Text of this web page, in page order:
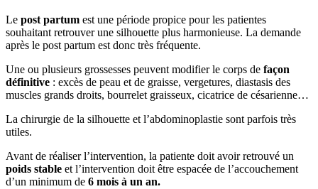
Le post partum est une période propice pour les patientes
souhaitant retrouver une silhouette plus harmonieuse. La demande
après le post partum est donc très fréquente.
Une ou plusieurs grossesses peuvent modifier le corps de façon
définitive : excès de peau et de graisse, vergetures, diastasis des
muscles grands droits, bourrelet graisseux, cicatrice de césarienne…
La chirurgie de la silhouette et l’abdominoplastie sont parfois très
utiles.
Avant de réaliser l’intervention, la patiente doit avoir retrouvé un
poids stable et l’intervention doit être espacée de l’accouchement
d’un minimum de 6 mois à un an.